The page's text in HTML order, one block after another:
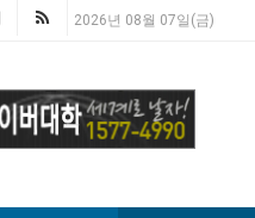
2026년 08월 07일(금)